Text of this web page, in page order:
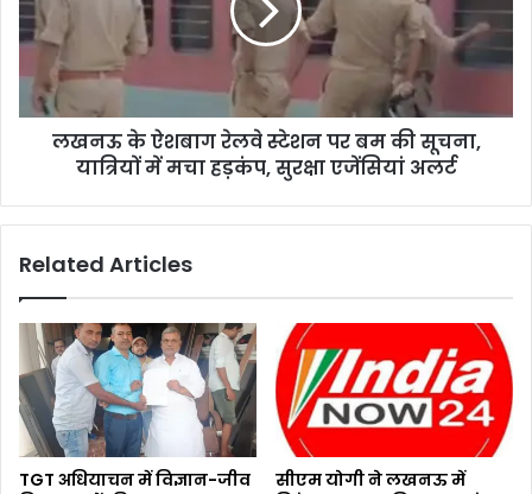
लखनऊ के ऐशबाग रेलवे स्टेशन पर बम की सूचना,
यात्रियों में मचा हड़कंप, सुरक्षा एजेंसियां अलर्ट
Related Articles
TGT अधियाचन में विज्ञान-जीव
सीएम योगी ने लखनऊ में